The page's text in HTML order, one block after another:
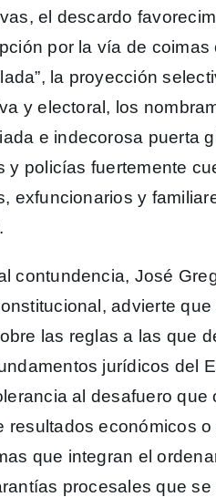
el descardo
por la vía de
la proyección
y electoral, los
e indecorosa puerta
y policías fuertemente
exfuncionarios y
contundencia, José
advierte
las reglas a las que
jurídicos del
al desafuero
resultados económicos
que integran el
procesales que se